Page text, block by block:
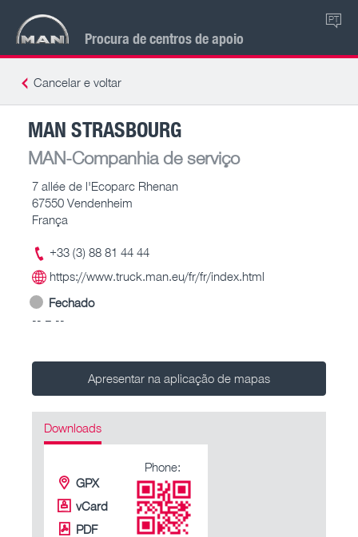
Procura de centros de apoio
PT
Cancelar e voltar
MAN STRASBOURG
MAN-Companhia de serviço
7 allée de l'Ecoparc Rhenan
67550 Vendenheim
França
+33 (3) 88 81 44 44
https://www.truck.man.eu/fr/fr/index.html
Fechado
-- – --
Apresentar na aplicação de mapas
Downloads
GPX
vCard
PDF
Phone: